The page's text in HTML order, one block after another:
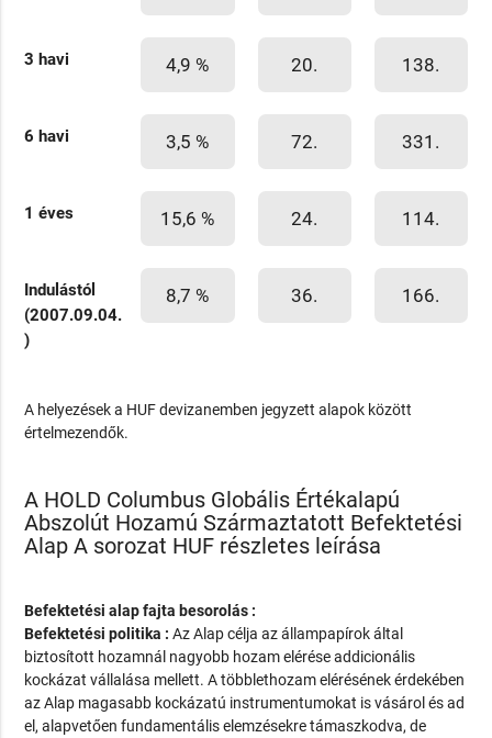
3 havi 4,9 % 20. 138.
6 havi 3,5 % 72. 331.
1 éves 15,6 % 24. 114.
Indulástól
(2007.09.04.
)
8,7 % 36. 166.
A helyezések a HUF devizanemben jegyzett alapok között
értelmezendők.
A HOLD Columbus Globális Értékalapú
Abszolút Hozamú Származtatott Befektetési
Alap A sorozat HUF részletes leírása
Befektetési alap fajta besorolás :
Befektetési politika :Az Alap célja az állampapírok által
biztosított hozamnál nagyobb hozam elérése addicionális
kockázat vállalása mellett. A többlethozam elérésének érdekében
az Alap magasabb kockázatú instrumentumokat is vásárol és ad
el, alapvetően fundamentális elemzésekre támaszkodva, de